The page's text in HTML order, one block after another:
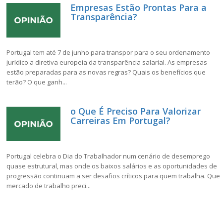
Empresas Estão Prontas Para a
Transparência?
Portugal tem até 7 de junho para transpor para o seu ordenamento
jurídico a diretiva europeia da transparência salarial. As empresas
estão preparadas para as novas regras? Quais os benefícios que
terão? O que ganh...
o Que É Preciso Para Valorizar
Carreiras Em Portugal?
Portugal celebra o Dia do Trabalhador num cenário de desemprego
quase estrutural, mas onde os baixos salários e as oportunidades de
progressão continuam a ser desafios críticos para quem trabalha. Que
mercado de trabalho preci...